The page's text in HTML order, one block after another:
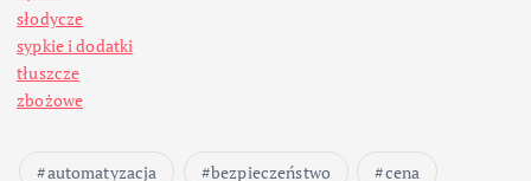
w
słodycze
sypkie i dodatki
tłuszcze
zbożowe
automatyzacja bezpieczeństwo
cena